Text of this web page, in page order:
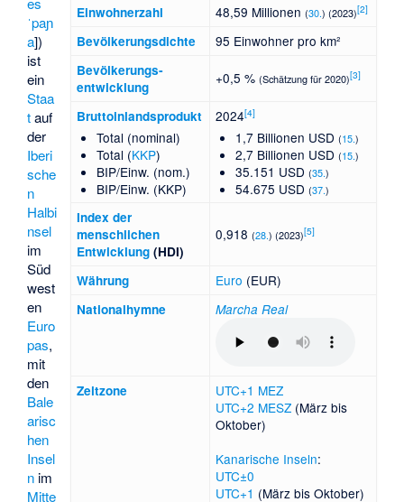
Einwohnerzahl 48,59 Millionen(30.) (2023)[2]
Bevölkerungsdichte 95 Einwohner pro km²
Bevölkerungs­
entwicklung
+0,5 %(Schätzung für 2020)[3]
Bruttoinlandsprodukt
Total (nominal)
Total (KKP)
BIP/Einw. (nom.)
BIP/Einw. (KKP)
2024[4]
1,7 Billionen USD(15.)
2,7 Billionen USD(15.)
35.151 USD(35.)
54.675 USD(37.)
Index der
menschlichen
Entwicklung (HDI)
0,918(28.) (2023)[5]
Währung Euro (EUR)
National­hymne Marcha Real
Zeitzone UTC+1 MEZ
UTC+2 MESZ (März bis
Oktober)
Kanarische Inseln:
UTC±0
UTC+1 (März bis Oktober)
ˈpaɲ
a])
ist
ein
Staa
tauf
der
Iberi
sche
n
Halbi
nsel
im
Süd
west
en
Euro
pas,
mit
den
Bale
arisc
hen
Insel
n im
Mitte